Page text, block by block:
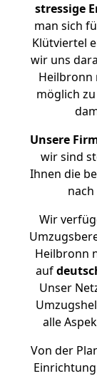
stressige
man sich
Klütviertel
wir uns
Heilbronn
möglich
Unsere
wir sind
Ihnen die
Wir
Heilbronn
auf
Unser
alle
Von der